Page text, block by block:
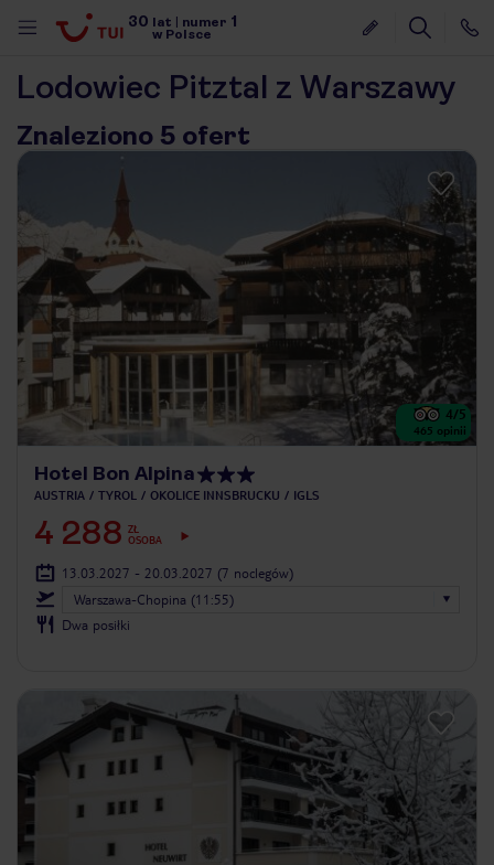
30 lat numer 1
w Polsce
Lodowiec Pitztal z Warszawy
Znaleziono 5 ofert
4/5
465 opinii
Hotel Bon Alpina
AUSTRIA TYROL OKOLICE INNSBRUCKU IGLS
4 288 ZŁ
OSOBA
13.03.2027 - 20.03.2027 (7 noclegów)
Warszawa-Chopina (11:55)
Dwa posiłki